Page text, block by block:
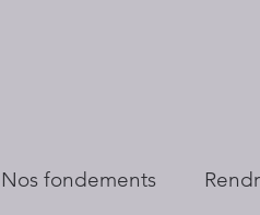
Nos fondements